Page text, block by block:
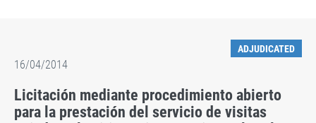
ADJUDICATED
16/04/2014
Licitación mediante procedimiento abierto
para la prestación del servicio de visitas